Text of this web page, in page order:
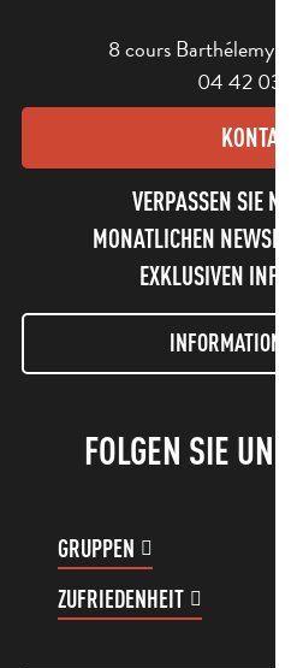
8 cours Barthélemy -
04 42 03
KONTAKT
VERPASSEN SIE
MONATLICHEN
EXKLUSIVEN
INFORMATIONEN
FOLGEN SIE UNS!
GRUPPEN
ZUFRIEDENHEIT